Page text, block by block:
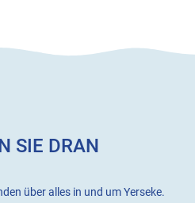
SIE DRAN
über alles in und um Yerseke.